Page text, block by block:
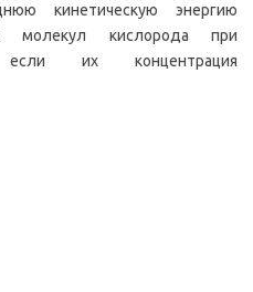
кинетическую энергию
молекул кислорода при
их концентрация